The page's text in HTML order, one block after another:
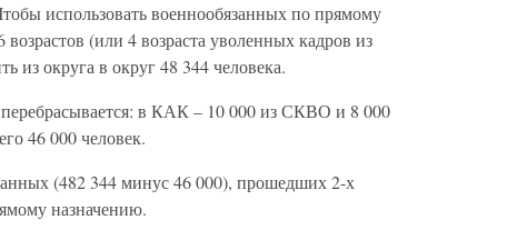
использовать военнообязанных по прямому
(или 4 возраста уволенных кадров из
из округа в округ 48 344 человека.
в КАК – 10 000 из СКВО и 8 000
46 000 человек.
(482 344 минус 46 000), прошедших 2-х
назначению.